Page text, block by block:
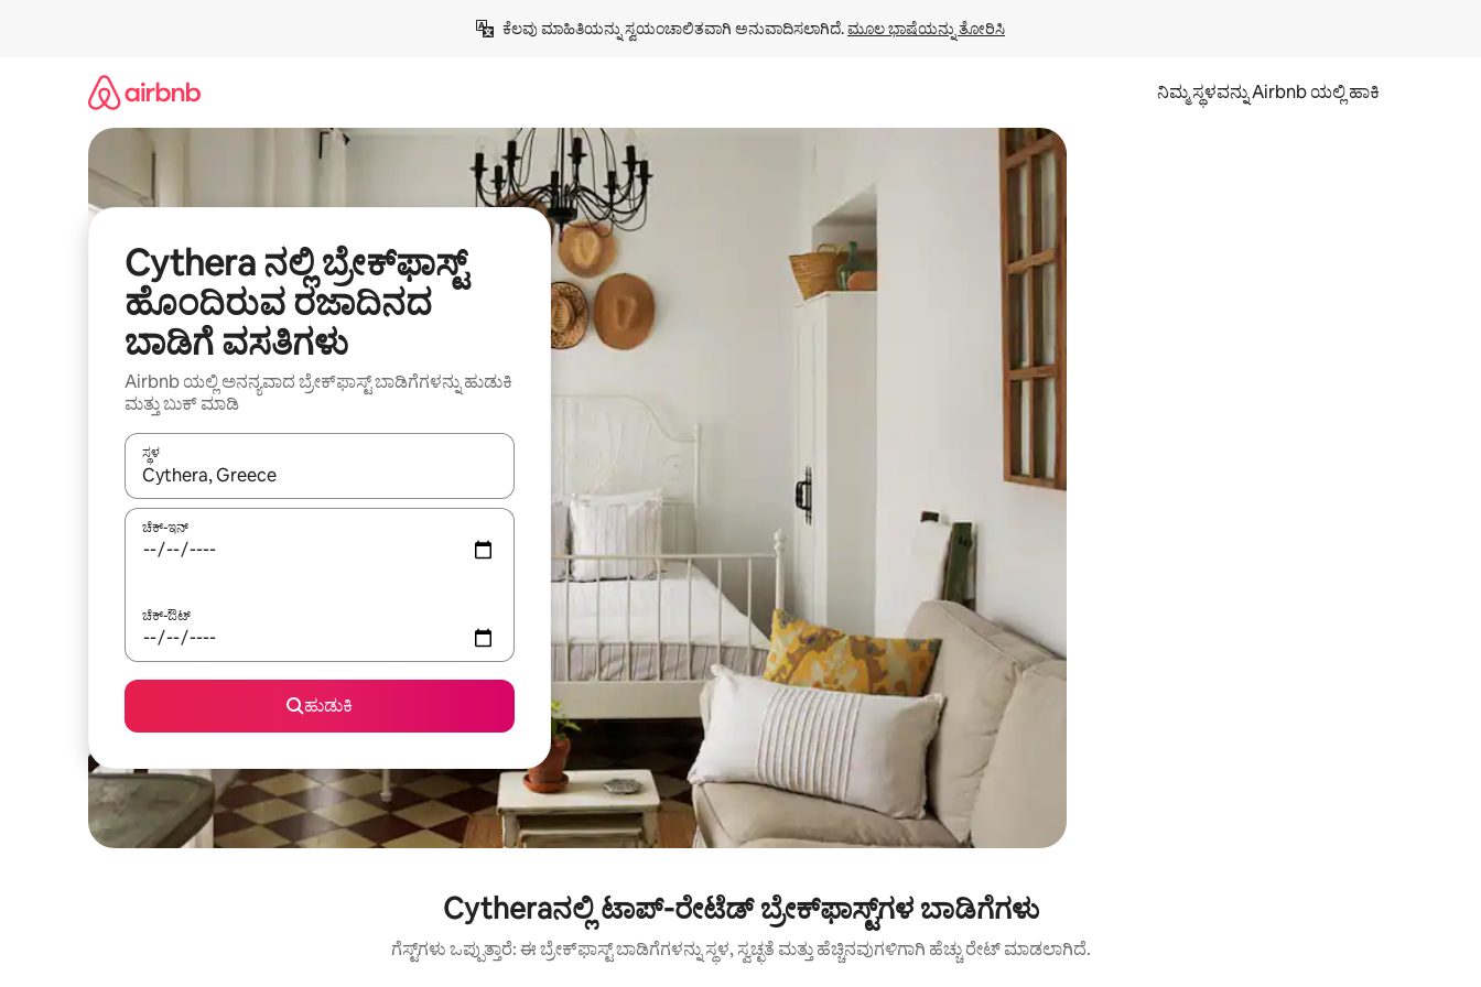
ಕೆಲವು ಮಾಹಿತಿಯನ್ನು ಸ್ವಯಂಚಾಲಿತವಾಗಿ ಅನುವಾದಿಸಲಾಗಿದೆ. ಮೂಲ ಭಾಷೆಯನ್ನು ತೋರಿಸಿ
ನಿಮ್ಮ ಸ್ಥಳವನ್ನು Airbnb ಯಲ್ಲಿ ಹಾಕಿ
Cythera ನಲ್ಲಿ ಬ್ರೇಕ್‌ಫಾಸ್ಟ್
ಹೊಂದಿರುವ ರಜಾದಿನದ
ಬಾಡಿಗೆ ವಸತಿಗಳು
Airbnb ಯಲ್ಲಿ ಅನನ್ಯವಾದ ಬ್ರೇಕ್‌ಫಾಸ್ಟ್‌ ಬಾಡಿಗೆಗಳನ್ನು ಹುಡುಕಿ
ಮತ್ತು ಬುಕ್ ಮಾಡಿ
ಸ್ಥಳ
ಫಲಿತಾಂಶಗಳು ಲಭ್ಯವಿರುವಾಗ, ಅಪ್ ಮತ್ತು ಡೌನ್ ಬಾಣದ ಕೀಲಿಗಳೊಂದಿಗೆ ನ್ಯಾವಿಗೇಟ್ ಮಾಡಿ ಅಥವಾ ಸ್ಪರ್ಶ ಅಥವಾ ಸ್ವೈಪ್ ಗೆಸ್ಚರ್‌ಗಳ ಮೂಲಕ ಅನ್ವೇಷಿಸಿ.
ಚೆಕ್-ಇನ್
ಚೆಕ್-ಔಟ್
ಹುಡುಕಿ
Cytheraನಲ್ಲಿ ಟಾಪ್-ರೇಟೆಡ್ ಬ್ರೇಕ್‌ಫಾಸ್ಟ್‌ಗಳ ಬಾಡಿಗೆಗಳು
ಗೆಸ್ಟ್‌ಗಳು ಒಪ್ಪುತ್ತಾರೆ: ಈ ಬ್ರೇಕ್‌ಫಾಸ್ಟ್‌ ಬಾಡಿಗೆಗಳನ್ನು ಸ್ಥಳ, ಸ್ವಚ್ಛತೆ ಮತ್ತು ಹೆಚ್ಚಿನವುಗಳಿಗಾಗಿ ಹೆಚ್ಚು ರೇಟ್ ಮಾಡಲಾಗಿದೆ.